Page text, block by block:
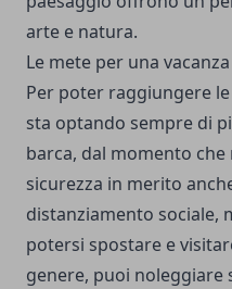
arte e natura.
Le mete per una
Per poter raggiungere
sta optando sempre di
barca, dal momento
sicurezza in merito
distanziamento sociale,
potersi spostare e
genere, puoi noleggiare